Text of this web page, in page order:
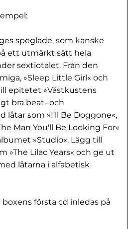
speglade, som kanske
ett utmärkt sätt hela
sextiotalet. Från den
»Sleep Little Girl« och
epitetet »Västkustens
bra beat- och
låtar som »I'll Be Doggone«,
Man You'll Be Looking For«
»Studio«. Lägg till
»The Lilac Years« och ge ut
låtarna i alfabetisk
första cd inledas på